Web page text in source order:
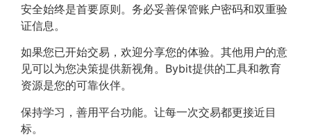
安全始终是首要原则。务必妥善保管账户密码和双重验
证信息。
如果您已开始交易，欢迎分享您的体验。其他用户的意
见可以为您决策提供新视角。Bybit提供的工具和教育
资源是您的可靠伙伴。
保持学习，善用平台功能。让每一次交易都更接近目
标。